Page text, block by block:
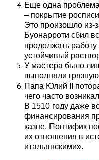
Еще одна
– покрытие
Это произошло из-
Буонарроти сбил
продолжать
устойчивый
У мастера было
выполняли грязную
Папа Юлий II
чего часто
В 1510 году даже
финансирования
казне. Понтифик
их отношения в
итальянскими».